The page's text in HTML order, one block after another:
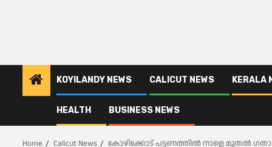
KOYILANDY NEWS CALICUT NEWS KERALA
HEALTH BUSINESS NEWS
Home Calicut News കോഴിക്കോട് പട്ടണത്തിൽ നാളെ മുതൽ